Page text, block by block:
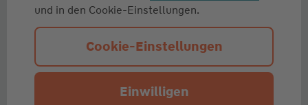
und in den Cookie-Einstellungen.
Cookie-Einstellungen
Einwilligen